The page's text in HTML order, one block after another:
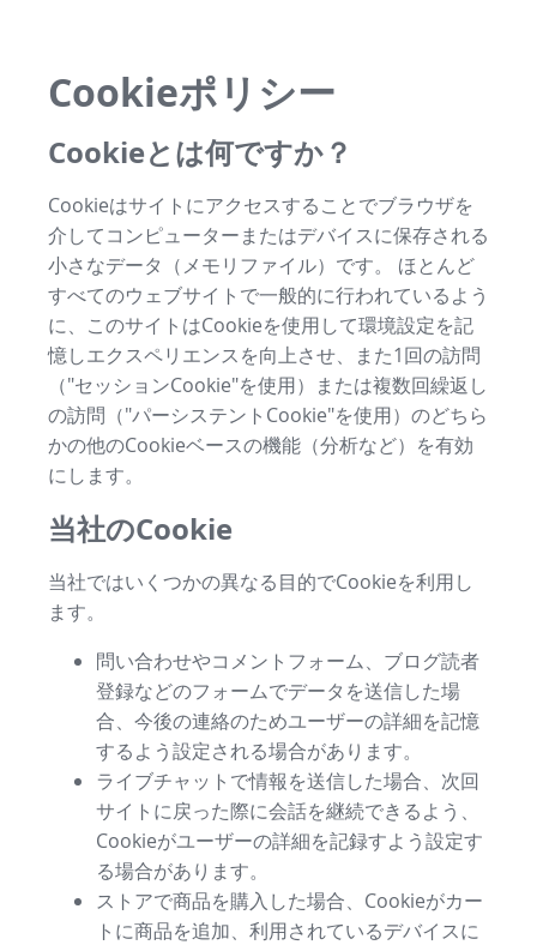
Cookieポリシー
Cookieとは何ですか？
Cookieはサイトにアクセスすることでブラウザを
介してコンピューターまたはデバイスに保存される
小さなデータ（メモリファイル）です。 ほとんど
すべてのウェブサイトで一般的に行われているよう
に、このサイトはCookieを使用して環境設定を記
憶しエクスペリエンスを向上させ、また1回の訪問
（"セッションCookie"を使用）または複数回繰返し
の訪問（"パーシステントCookie"を使用）のどちら
かの他のCookieベースの機能（分析など）を有効
にします。
当社のCookie
当社ではいくつかの異なる目的でCookieを利用し
ます。
問い合わせやコメントフォーム、ブログ読者
登録などのフォームでデータを送信した場
合、今後の連絡のためユーザーの詳細を記憶
するよう設定される場合があります。
ライブチャットで情報を送信した場合、次回
サイトに戻った際に会話を継続できるよう、
Cookieがユーザーの詳細を記録すよう設定す
る場合があります。
ストアで商品を購入した場合、Cookieがカー
トに商品を追加、利用されているデバイスに